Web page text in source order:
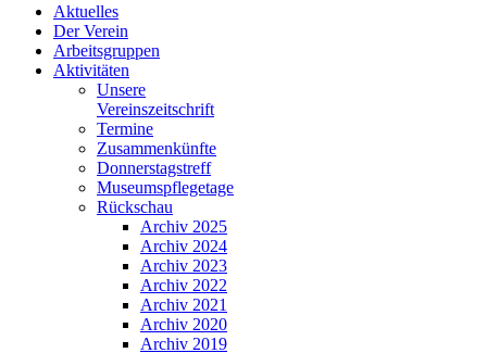
Aktuelles
Der Verein
Arbeitsgruppen
Aktivitäten
Unsere
Vereinszeitschrift
Termine
Zusammenkünfte
Donnerstagstreff
Museumspflegetage
Rückschau
Archiv 2025
Archiv 2024
Archiv 2023
Archiv 2022
Archiv 2021
Archiv 2020
Archiv 2019